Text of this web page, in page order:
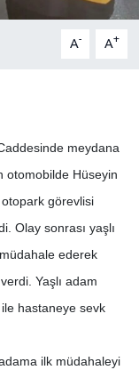
A- A+
meydana
otomobilde Hüseyin
görevlisi
Olay sonrası yaşlı
ederek
Yaşlı adam
hastaneye sevk
ilk müdahaleyi